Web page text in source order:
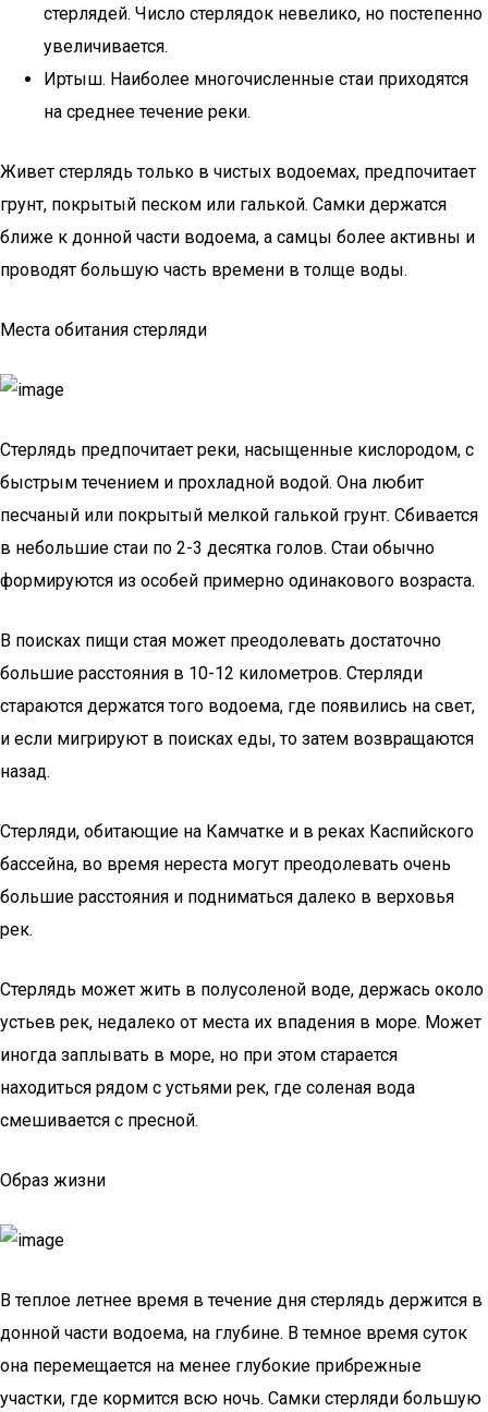
стерлядей. Число стерлядок невелико, но постепенно
увеличивается.
Иртыш. Наиболее многочисленные стаи приходятся
на среднее течение реки.
Живет стерлядь только в чистых водоемах, предпочитает
грунт, покрытый песком или галькой. Самки держатся
ближе к донной части водоема, а самцы более активны и
проводят большую часть времени в толще воды.
Места обитания стерляди
Стерлядь предпочитает реки, насыщенные кислородом, с
быстрым течением и прохладной водой. Она любит
песчаный или покрытый мелкой галькой грунт. Сбивается
в небольшие стаи по 2-3 десятка голов. Стаи обычно
формируются из особей примерно одинакового возраста.
В поисках пищи стая может преодолевать достаточно
большие расстояния в 10-12 километров. Стерляди
стараются держатся того водоема, где появились на свет,
и если мигрируют в поисках еды, то затем возвращаются
назад.
Стерляди, обитающие на Камчатке и в реках Каспийского
бассейна, во время нереста могут преодолевать очень
большие расстояния и подниматься далеко в верховья
рек.
Стерлядь может жить в полусоленой воде, держась около
устьев рек, недалеко от места их впадения в море. Может
иногда заплывать в море, но при этом старается
находиться рядом с устьями рек, где соленая вода
смешивается с пресной.
Образ жизни
В теплое летнее время в течение дня стерлядь держится в
донной части водоема, на глубине. В темное время суток
она перемещается на менее глубокие прибрежные
участки, где кормится всю ночь. Самки стерляди большую